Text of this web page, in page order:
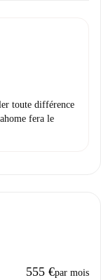
toute différence
fera le
555 €par mois